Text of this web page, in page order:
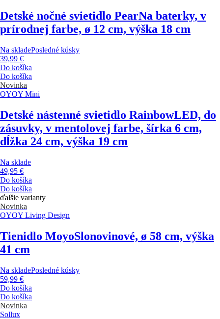
Detské nočné svietidlo PearNa baterky, v
prírodnej farbe, ø 12 cm, výška 18 cm
Na skladePosledné kúsky
39,99 €
Do košíka
Do košíka
Novinka
OYOY Mini
Detské nástenné svietidlo RainbowLED, do
zásuvky, v mentolovej farbe, šírka 6 cm,
dĺžka 24 cm, výška 19 cm
Na sklade
49,95 €
Do košíka
Do košíka
ďalšie varianty
Novinka
OYOY Living Design
Tienidlo MoyoSlonovinové, ø 58 cm, výška
41 cm
Na skladePosledné kúsky
59,99 €
Do košíka
Do košíka
Novinka
Sollux